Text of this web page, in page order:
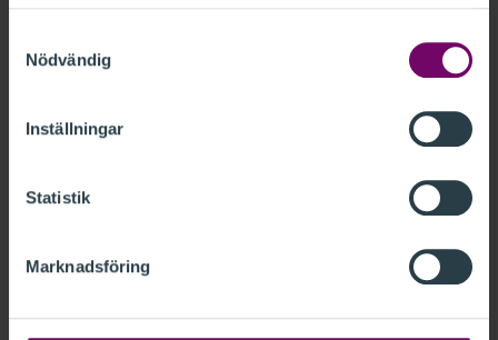
Nödvändig
Inställningar
Statistik
Marknadsföring